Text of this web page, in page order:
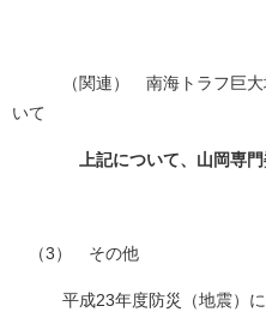
（関連） 南海トラフ巨大地
いて
上記について、山岡専
（3） その他
平成23年度防災（地震）に